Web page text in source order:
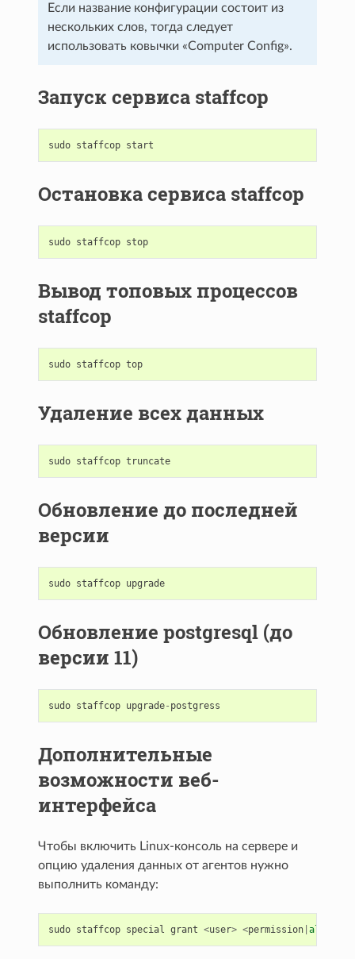
Если название конфигурации состоит из
нескольких слов, тогда следует
использовать ковычки «Computer Config».
Запуск сервиса staffcop
sudo staffcop start
Остановка сервиса staffcop
sudo staffcop stop
Вывод топовых процессов
staffcop
sudo staffcop top
Удаление всех данных
sudo staffcop truncate
Обновление до последней
версии
sudo staffcop upgrade
Обновление postgresql (до
версии 11)
sudo staffcop upgrade- postgress
Дополнительные
возможности веб-
интерфейса
Чтобы включить Linux-консоль на сервере и
опцию удаления данных от агентов нужно
выполнить команду:
sudo staffcop special grant <user> <permission |all